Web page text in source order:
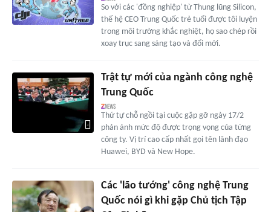
So với các 'đồng nghiệp' từ Thung lũng Silicon,
thế hệ CEO Trung Quốc trẻ tuổi được tôi luyện
trong môi trường khắc nghiệt, họ sao chép rồi
xoay trục sang sáng tạo và đổi mới.
Trật tự mới của ngành công nghệ
Trung Quốc
Thứ tự chỗ ngồi tại cuộc gặp gỡ ngày 17/2
phản ánh mức độ được trọng vọng của từng
công ty. Vị trí cao cấp nhất gọi tên lãnh đạo
Huawei, BYD và New Hope.
Các 'lão tướng' công nghệ Trung
Quốc nói gì khi gặp Chủ tịch Tập